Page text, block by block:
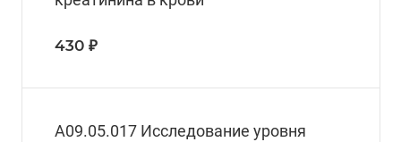
430 ₽
A09.05.017 Исследование уровня